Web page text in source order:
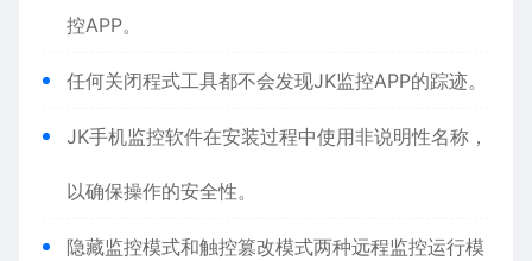
控APP。
任何关闭程式工具都不会发现JK监控APP的踪迹。
JK手机监控软件在安装过程中使用非说明性名称，
以确保操作的安全性。
隐藏监控模式和触控篡改模式两种远程监控运行模